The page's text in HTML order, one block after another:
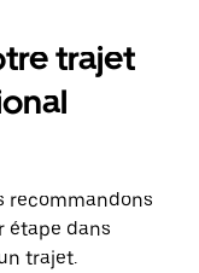
trajet
recommandons
étape dans
trajet.